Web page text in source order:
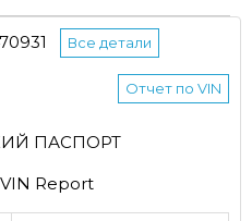
Все детали
Отчет по VIN
ПАСПОРТ
Report